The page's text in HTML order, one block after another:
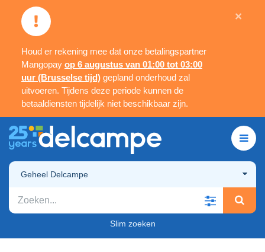
Houd er rekening mee dat onze betalingspartner
Mangopay op 6 augustus van 01:00 tot 03:00
uur (Brusselse tijd) gepland onderhoud zal
uitvoeren. Tijdens deze periode kunnen de
betaaldiensten tijdelijk niet beschikbaar zijn.
×
Geheel Delcampe
Slim zoeken